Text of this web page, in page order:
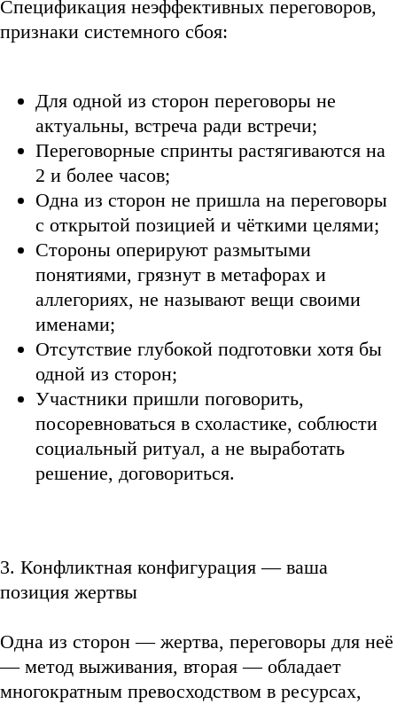
Спецификация неэффективных переговоров,
признаки системного сбоя:
Для одной из сторон переговоры не
актуальны, встреча ради встречи;
Переговорные спринты растягиваются на
2 и более часов;
Одна из сторон не пришла на переговоры
с открытой позицией и чёткими целями;
Стороны оперируют размытыми
понятиями, грязнут в метафорах и
аллегориях, не называют вещи своими
именами;
Отсутствие глубокой подготовки хотя бы
одной из сторон;
Участники пришли поговорить,
посоревноваться в схоластике, соблюсти
социальный ритуал, а не выработать
решение, договориться.
3. Конфликтная конфигурация — ваша
позиция жертвы
Одна из сторон — жертва, переговоры для неё
— метод выживания, вторая — обладает
многократным превосходством в ресурсах,